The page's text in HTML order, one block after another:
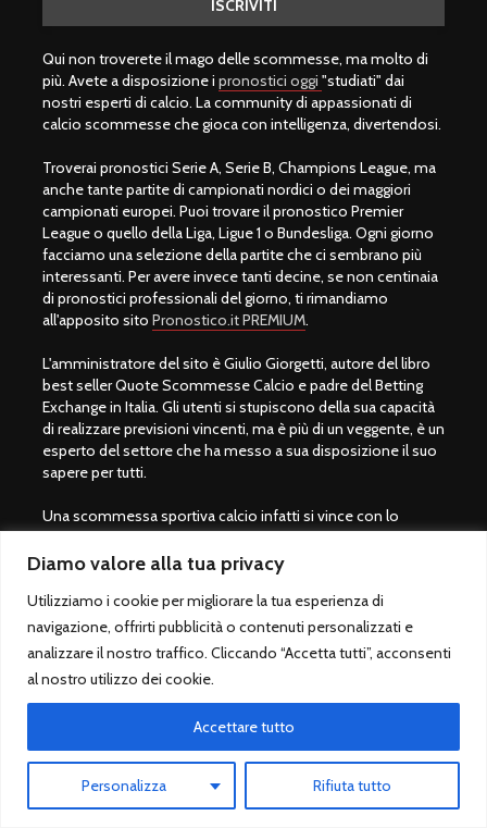
Diamo valore alla tua privacy
Utilizziamo i cookie per migliorare la tua esperienza di
navigazione, offrirti pubblicità o contenuti personalizzati e
analizzare il nostro traffico. Cliccando “Accetta tutti”, acconsenti
al nostro utilizzo dei cookie.
Personalizza Rifiuta tutto
Accettare tutto
Qui non troverete il mago delle scommesse, ma molto di
più. Avete a disposizione i pronostici oggi "studiati" dai
nostri esperti di calcio. La community di appassionati di
calcio scommesse che gioca con intelligenza, divertendosi.
Troverai pronostici Serie A, Serie B, Champions League, ma
anche tante partite di campionati nordici o dei maggiori
campionati europei. Puoi trovare il pronostico Premier
League o quello della Liga, Ligue 1 o Bundesliga. Ogni giorno
facciamo una selezione della partite che ci sembrano più
interessanti. Per avere invece tanti decine, se non centinaia
di pronostici professionali del giorno, ti rimandiamo
all'apposito sito Pronostico.it PREMIUM.
L'amministratore del sito è Giulio Giorgetti, autore del libro
best seller Quote Scommesse Calcio e padre del Betting
Exchange in Italia. Gli utenti si stupiscono della sua capacità
di realizzare previsioni vincenti, ma è più di un veggente, è un
esperto del settore che ha messo a sua disposizione il suo
sapere per tutti.
Una scommessa sportiva calcio infatti si vince con lo
studio, non con la fortuna. Per fare bene con il mondo del
gioco servono preparazione ed esperienza. Il motto di
Prima di scommettere, bisogna imparare a
vincere" per questo motivo si consiglia per tutti coloro che
amano il mondo dei pronostici calcio di acquistare il libro
QSC.
Non utilizziamo social, siamo solo su questo sito. Buon
Giocare con moderazione